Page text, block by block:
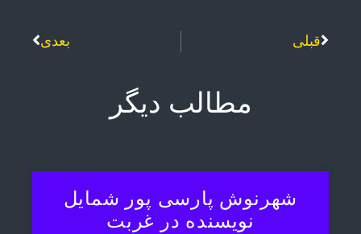
قبلی بعدی
مطالب دیگر
شهرنوش پارسی پور شمایل
نویسنده در غربت